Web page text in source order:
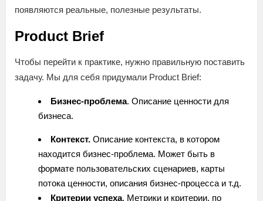
появляются реальные, полезные результаты.
Product Brief
Чтобы перейти к практике, нужно правильную поставить
задачу. Мы для себя придумали Product Brief:
Бизнес-проблема. Описание ценности для
бизнеса.
Контекст. Описание контекста, в котором
находится бизнес-проблема. Может быть в
формате пользовательских сценариев, карты
потока ценности, описания бизнес-процесса и т.д.
Критерии успеха. Метрики и критерии, по